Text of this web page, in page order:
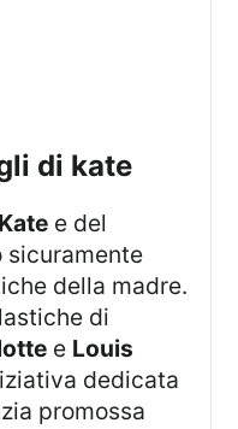
di kate
e del
sicuramente
della madre.
di
e Louis
dedicata
promossa